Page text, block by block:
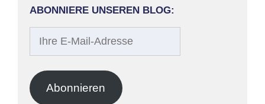
ABONNIERE UNSEREN BLOG:
Adresse
Abonnieren